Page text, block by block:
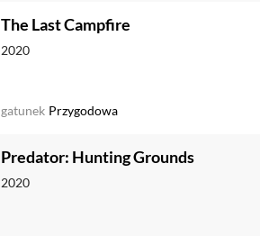
The Last Campfire
2020
gatunek Przygodowa
Predator: Hunting Grounds
2020